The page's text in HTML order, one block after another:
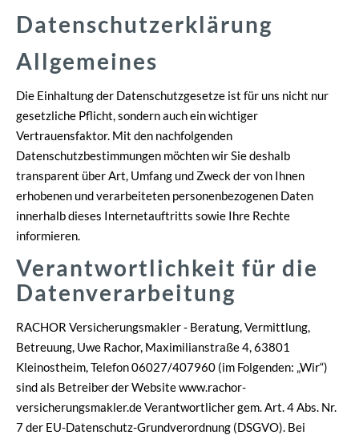
Datenschutzerklärung
Allgemeines
Die Einhaltung der Datenschutzgesetze ist für uns nicht nur
gesetzliche Pflicht, sondern auch ein wichtiger
Vertrauensfaktor. Mit den nachfolgenden
Datenschutzbestimmungen möchten wir Sie deshalb
transparent über Art, Umfang und Zweck der von Ihnen
erhobenen und verarbeiteten personenbezogenen Daten
innerhalb dieses Internetauftritts sowie Ihre Rechte
informieren.
Verantwortlichkeit für die
Datenverarbeitung
RACHOR Ver­sicherungs­makler - Beratung, Vermittlung,
Betreuung, Uwe Rachor, Maximilianstraße 4, 63801
Kleinostheim, Telefon 06027/407960 (im Folgenden: „Wir“)
sind als Betreiber der Website www.rachor-
versicherungsmakler.de Verantwortlicher gem. Art. 4 Abs. Nr.
7 der EU-Datenschutz-Grundverordnung (DSGVO). Bei